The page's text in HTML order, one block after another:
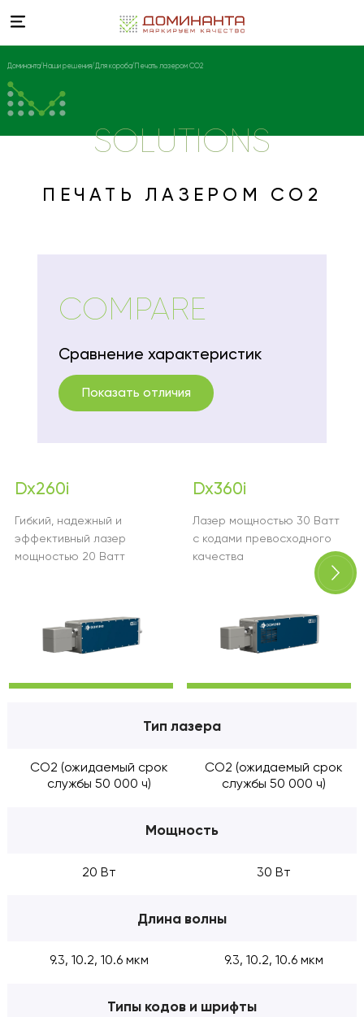
Доминанта Наши решения Для короба Печать лазером СО2
SOLUTIONS
ПЕЧАТЬ ЛАЗЕРОМ СО2
COMPARE
Сравнение характеристик
Показать отличия
Dx260i
Гибкий, надежный и
эффективный лазер
мощностью 20 Ватт
Dx360i
Лазер мощностью 30 Ватт
с кодами превосходного
качества
Тип лазера
CO2 (ожидаемый срок
службы 50 000 ч)
CO2 (ожидаемый срок
службы 50 000 ч)
Мощность
20 Вт 30 Вт
Длина волны
9.3, 10.2, 10.6 мкм 9.3, 10.2, 10.6 мкм
Типы кодов и шрифты